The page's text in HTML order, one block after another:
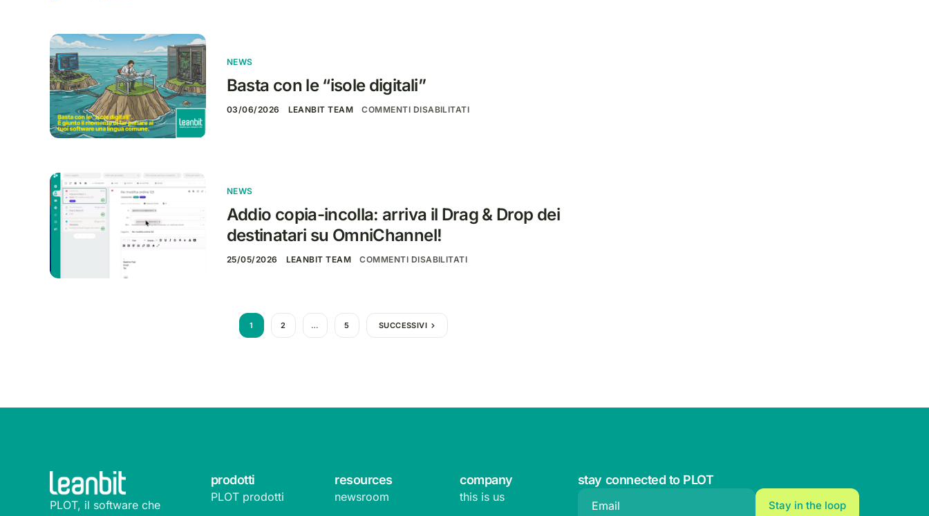
NEWS
Basta con le “isole digitali”
03/06/2026 LEANBIT TEAM COMMENTI DISABILITATI
NEWS
Addio copia-incolla: arriva il Drag & Drop dei
destinatari su OmniChannel!
25/05/2026 LEANBIT TEAM COMMENTI DISABILITATI
1 2 … 5 SUCCESSIVI
PLOT, il software che
prodotti
PLOT prodotti
resources
newsroom
company
this is us
stay connected to PLOT
Email